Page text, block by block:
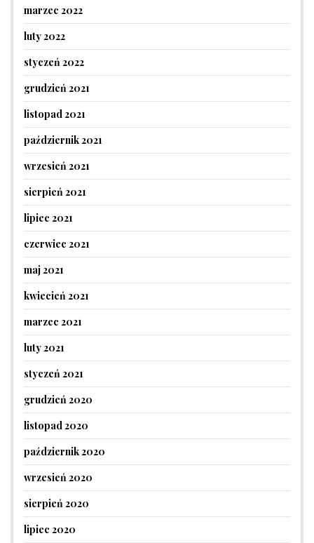
marzec 2022
luty 2022
styczeń 2022
grudzień 2021
listopad 2021
październik 2021
wrzesień 2021
sierpień 2021
lipiec 2021
czerwiec 2021
maj 2021
kwiecień 2021
marzec 2021
luty 2021
styczeń 2021
grudzień 2020
listopad 2020
październik 2020
wrzesień 2020
sierpień 2020
lipiec 2020